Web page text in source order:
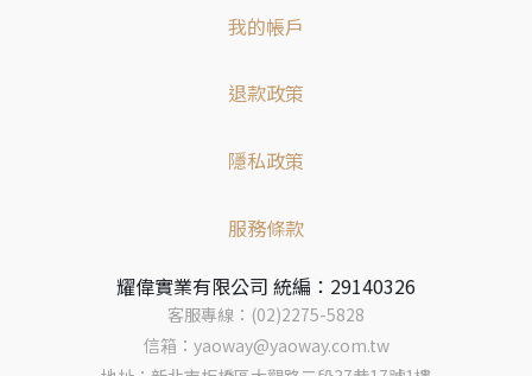
我的帳戶
退款政策
隱私政策
服務條款
耀偉實業有限公司 統編：29140326
客服專線：(02)2275-5828
信箱：yaoway@yaoway.com.tw